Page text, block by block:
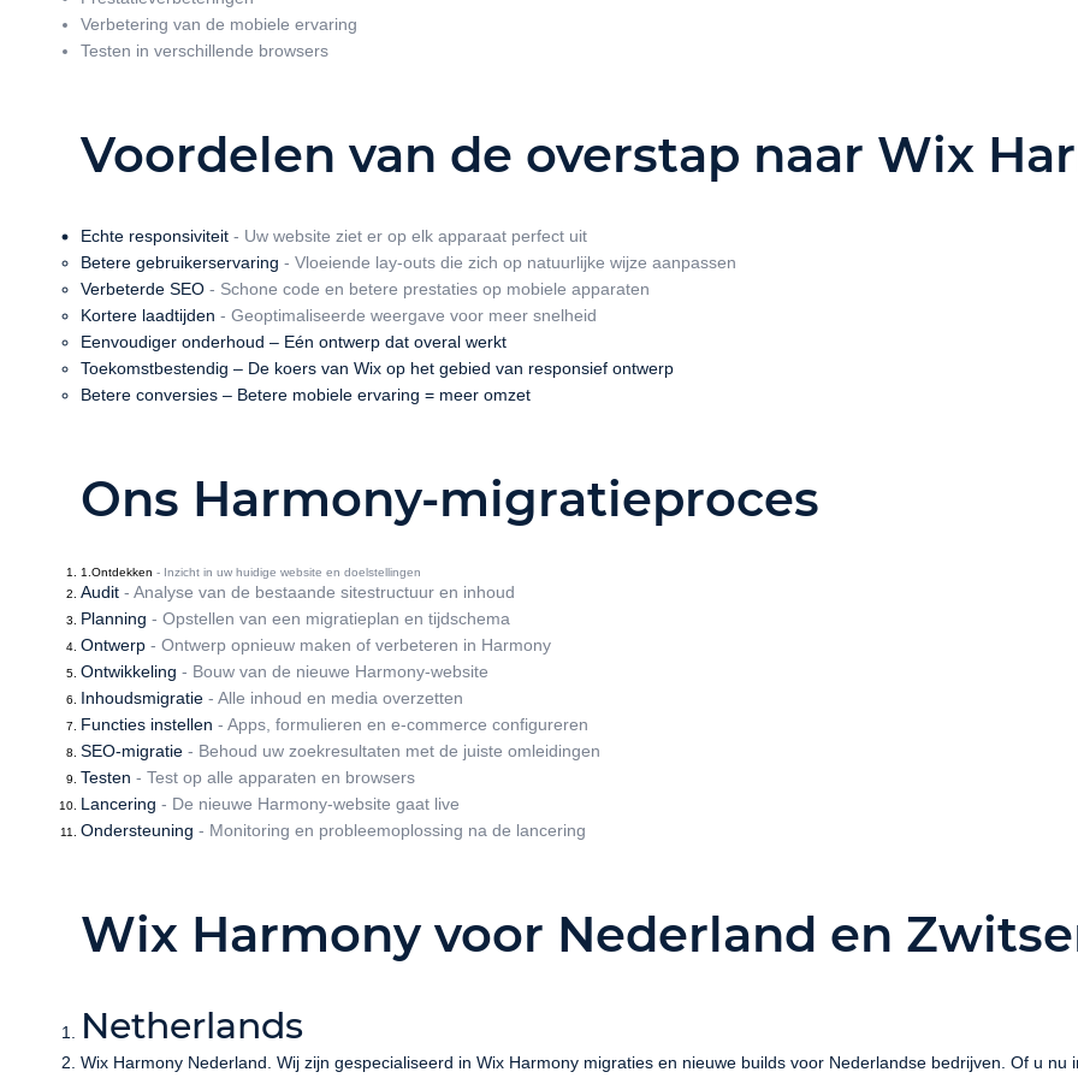
Verbetering van de mobiele ervaring
Testen in verschillende browsers
Voordelen van de overstap naar Wix
Echte responsiviteit- Uw website ziet er op elk apparaat perfect uit
Betere gebruikerservaring- Vloeiende lay-outs die zich op natuurlijke wijze aanpassen
Verbeterde SEO- Schone code en betere prestaties op mobiele apparaten
Kortere laadtijden- Geoptimaliseerde weergave voor meer snelheid
Eenvoudiger onderhoud – Eén ontwerp dat overal werkt
Toekomstbestendig – De koers van Wix op het gebied van responsief ontwerp
Betere conversies – Betere mobiele ervaring = meer omzet
Ons Harmony-migratieproces
1.Ontdekken - Inzicht in uw huidige website en doelstellingen
Audit - Analyse van de bestaande sitestructuur en inhoud
Planning - Opstellen van een migratieplan en tijdschema
Ontwerp - Ontwerp opnieuw maken of verbeteren in Harmony
Ontwikkeling - Bouw van de nieuwe Harmony-website
Inhoudsmigratie- Alle inhoud en media overzetten
Functies instellen - Apps, formulieren en e-commerce configureren
SEO-migratie - Behoud uw zoekresultaten met de juiste omleidingen
Testen - Test op alle apparaten en browsers
Lancering - De nieuwe Harmony-website gaat live
Ondersteuning - Monitoring en probleemoplossing na de lancering
Wix Harmony voor Nederland en
Netherlands
Wix Harmony Nederland. Wij zijn gespecialiseerd in Wix Harmony migraties en nieuwe builds voor Nederlandse bedrijven. Of u